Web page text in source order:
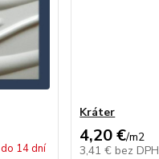
do 14 dní
Kráter
4,20 €/m2
3,41 € bez DPH